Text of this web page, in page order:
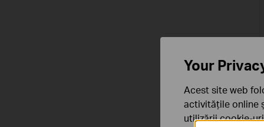
Your
Acest site web
activitățile online
utilizării cookie-